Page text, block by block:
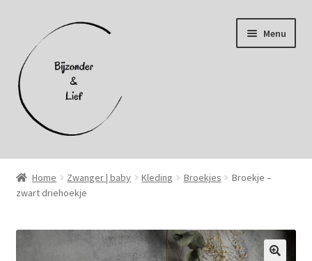
door
naar
navigatie
naar
de
inhoud
Menu
Home
Afhalen
Afrekenen
Home Zwanger | baby Kleding Broekjes
Broekje –
zwart driehoekje